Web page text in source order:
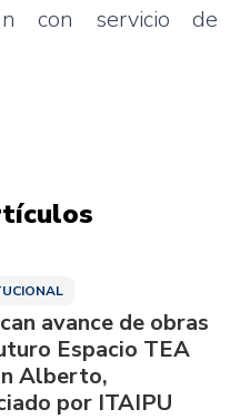
con servicio de
avance de obras
Espacio TEA
Alberto,
por ITAIPU